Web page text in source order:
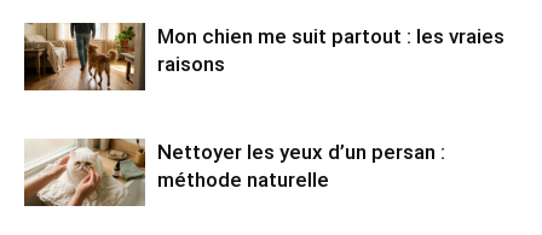
Mon chien me suit partout : les vraies
raisons
Nettoyer les yeux d’un persan :
méthode naturelle